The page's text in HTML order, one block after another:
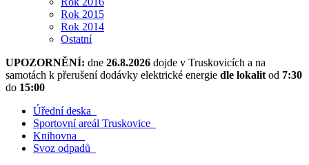
Rok 2015
Rok 2014
Ostatní
UPOZORNĚNÍ: dne 26.8.2026 dojde v Truskovicích a na
samotách k přerušení dodávky elektrické energie dle lokalit od 7:30
do 15:00
Úřední deska
Sportovní areál Truskovice
Knihovna
Svoz odpadů